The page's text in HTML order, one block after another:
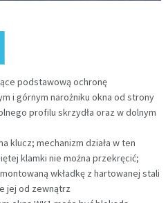
podstawową ochronę
i górnym narożniku okna od strony
profilu skrzydła oraz w dolnym
klucz; mechanizm działa w ten
klamki nie można przekręcić;
wkładkę z hartowanej stali
jej od zewnątrz